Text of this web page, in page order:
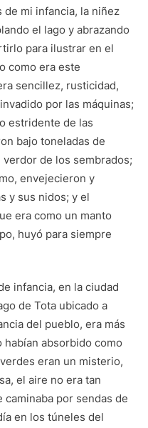
mi infancia, la niñez
el lago y abrazando
para ilustrar en el
como era este
sencillez, rusticidad,
por las máquinas;
estridente de las
bajo toneladas de
de los sembrados;
envejecieron y
y sus nidos; y el
era como un manto
huyó para siempre
infancia, en la ciudad
de Tota ubicado a
del pueblo, era más
habían absorbido como
eran un misterio,
el aire no era tan
caminaba por sendas de
en los túneles del